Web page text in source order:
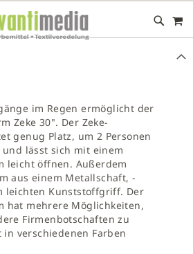
DIREKT
ZUM
UM DIE SUCHE ZU
im Regen ermöglicht der
Zeke 30". Der Zeke-
genug Platz, um 2 Personen
lässt sich mit einem
leicht öffnen. Außerdem
aus einem Metallschaft, -
leichten Kunststoffgriff. Der
hat mehrere Möglichkeiten,
Firmenbotschaften zu
verschiedenen Farben